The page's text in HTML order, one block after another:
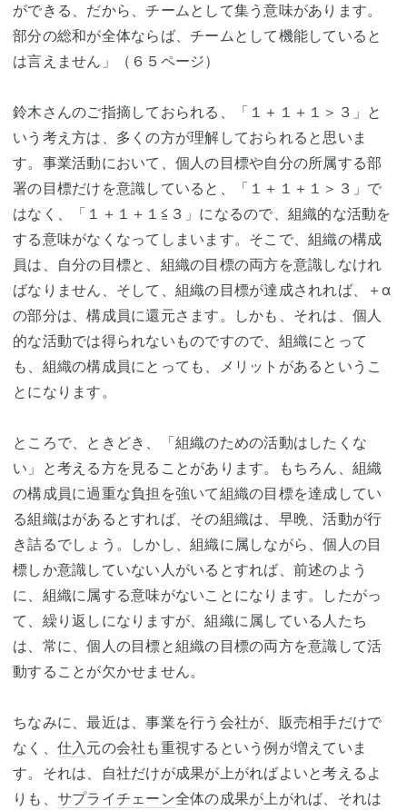
ができる、だから、チームとして集う意味があります。
部分の総和が全体ならば、チームとして機能していると
は言えません」（６５ページ）
鈴木さんのご指摘しておられる、「１＋１＋１＞３」と
いう考え方は、多くの方が理解しておられると思いま
す。事業活動において、個人の目標や自分の所属する部
署の目標だけを意識していると、「１＋１＋１＞３」で
はなく、「１＋１＋１≦３」になるので、組織的な活動を
する意味がなくなってしまいます。そこで、組織の構成
員は、自分の目標と、組織の目標の両方を意識しなけれ
ばなりません、そして、組織の目標が達成されれば、＋α
の部分は、構成員に還元さます。しかも、それは、個人
的な活動では得られないものですので、組織にとって
も、組織の構成員にとっても、メリットがあるというこ
とになります。
ところで、ときどき、「組織のための活動はしたくな
い」と考える方を見ることがあります。もちろん、組織
の構成員に過重な負担を強いて組織の目標を達成してい
る組織はがあるとすれば、その組織は、早晩、活動が行
き詰るでしょう。しかし、組織に属しながら、個人の目
標しか意識していない人がいるとすれば、前述のよう
に、組織に属する意味がないことになります。したがっ
て、繰り返しになりますが、組織に属している人たち
は、常に、個人の目標と組織の目標の両方を意識して活
動することが欠かせません。
ちなみに、最近は、事業を行う会社が、販売相手だけで
なく、 仕入元の会社も重視するという例が増えていま
す。それは、自社だけが成果が上がればよいと考えるよ
りも、 サプライチェーン全体の成果が上がれば、それは